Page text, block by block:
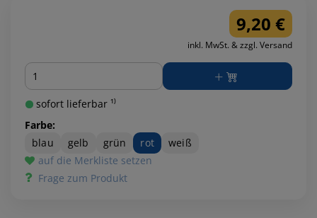
9,20 €
inkl. MwSt. & zzgl. Versand
Menge
sofort lieferbar ¹⁾
Farbe:
blau
gelb grün rot
weiß
auf die Merkliste setzen
Frage zum Produkt